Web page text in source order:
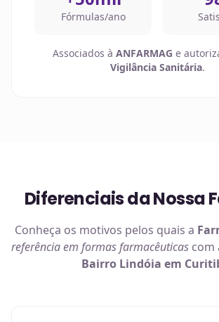
Fórmulas/ano
Associados à ANFARMAG e
Vigilância Sanitária.
Diferenciais da Nossa
Conheça os motivos pelos quais a
referência em formas farmacêuticas com
Bairro Lindóia em